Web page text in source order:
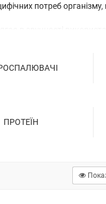
потреб організму,
в зручності
для ефективних
ПРОТЕЇН